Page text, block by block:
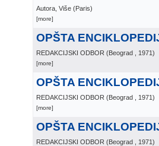
Autora, Više (Paris)
[more]
OPŠTA
REDAKCIJSKI ODBOR (Beograd , 1971)
[more]
OPŠTA
REDAKCIJSKI ODBOR (Beograd , 1971)
[more]
OPŠTA
REDAKCIJSKI ODBOR (Beograd , 1971)